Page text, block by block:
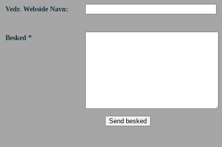
Vedr. Webside Navn:
Besked *